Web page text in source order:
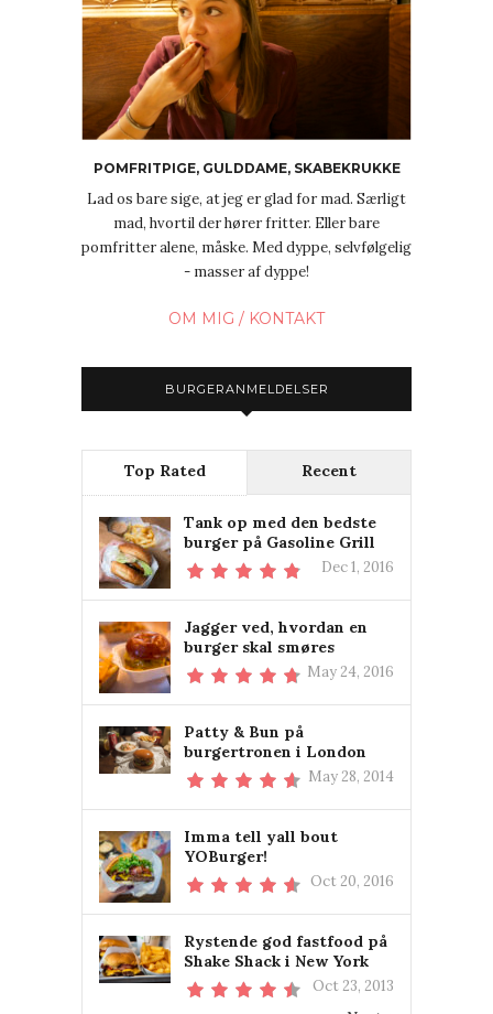
POMFRITPIGE, GULDDAME, SKABEKRUKKE
Lad os bare sige, at jeg er glad for mad. Særligt
mad, hvortil der hører fritter. Eller bare
pomfritter alene, måske. Med dyppe, selvfølgelig
- masser af dyppe!
OM MIG / KONTAKT
BURGERANMELDELSER
Top Rated Recent
Tank op med den bedste
burger på Gasoline Grill
Dec 1, 2016
Jagger ved, hvordan en
burger skal smøres
May 24, 2016
Patty & Bun på
burgertronen i London
May 28, 2014
Imma tell yall bout
YOBurger!
Oct 20, 2016
Rystende god fastfood på
Shake Shack i New York
Oct 23, 2013